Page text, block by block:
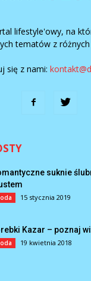
lifestyle'owy, na
tematów z
się z nami:
suknie
15 stycznia 2019
Kazar – poznaj
19 kwietnia 2018